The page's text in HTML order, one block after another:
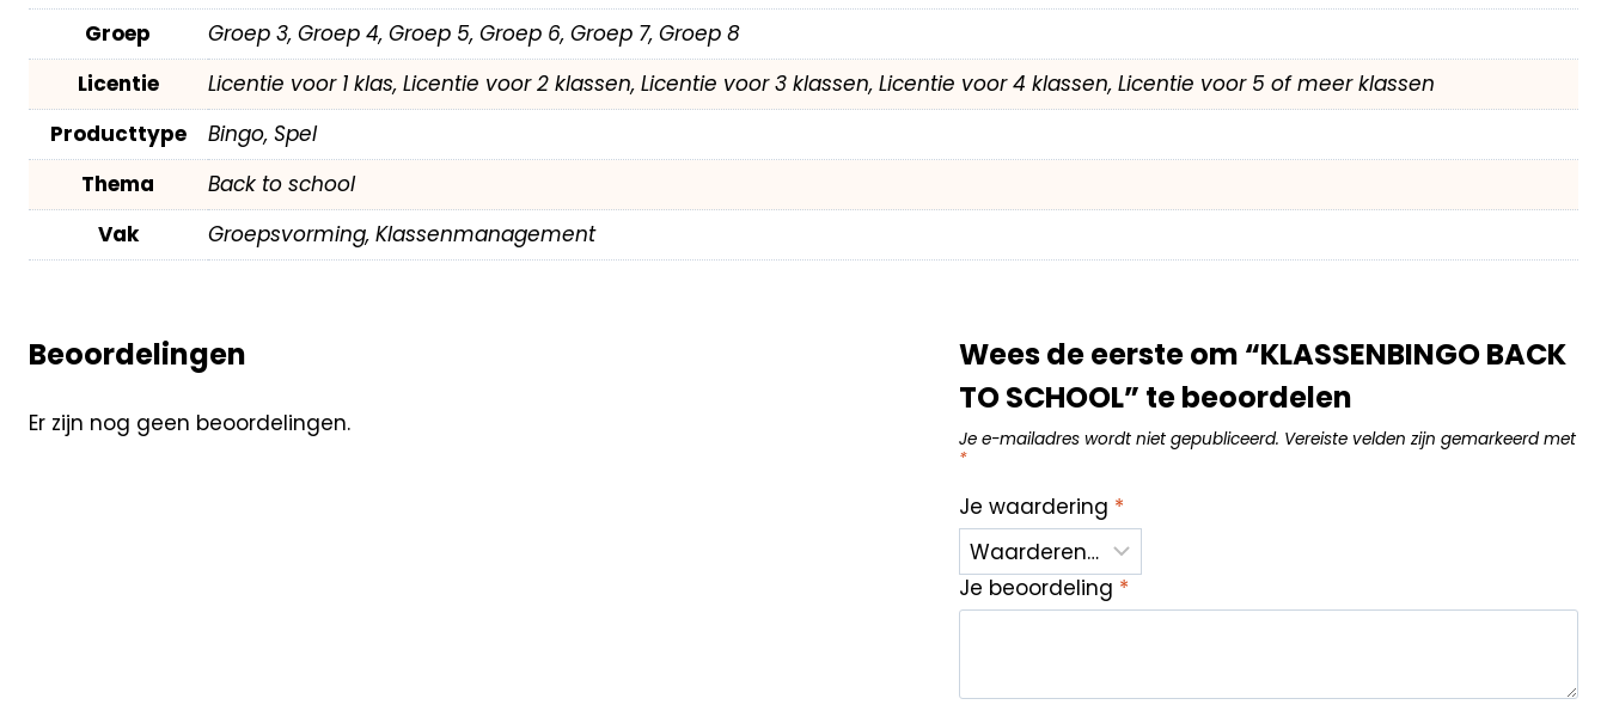
Groep
Groep 3, Groep 4, Groep 5, Groep 6, Groep 7, Groep 8
Licentie
Licentie voor 1 klas, Licentie voor 2 klassen, Licentie voor 3 klassen, Licentie voor 4 klassen, Licentie voor 5 of meer klassen
Producttype
Bingo, Spel
Thema
Back to school
Vak
Groepsvorming, Klassenmanagement
Beoordelingen
Er zijn nog geen beoordelingen.
Wees de eerste om “KLASSENBINGO BACK
TO SCHOOL” te beoordelen
Je e-mailadres wordt niet gepubliceerd. Vereiste velden zijn gemarkeerd met
*
Je waardering *
Je beoordeling *